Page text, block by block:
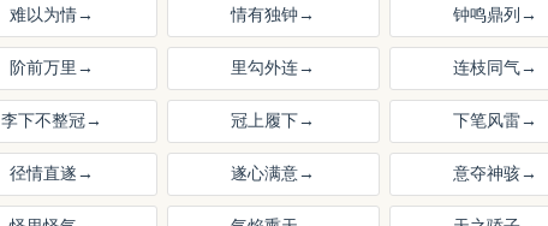
难以为情→ 情有独钟→ 钟鸣鼎列 →
阶前万里 → 里勾外连→ 连枝同气→
李下不整冠→ 冠上履下→ 下笔风雷→
径情直遂→ 遂心满意→ 意夺神骇→